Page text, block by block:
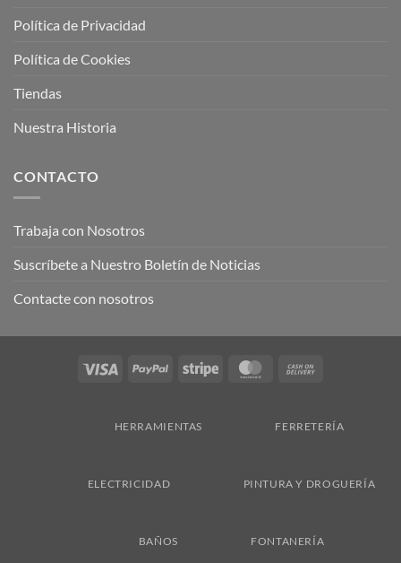
Política de Privacidad
Política de Cookies
Tiendas
Nuestra Historia
CONTACTO
Trabaja con Nosotros
Suscríbete a Nuestro Boletín de Noticias
Contacte con nosotros
Visa PayPal Stripe MasterCard
HERRAMIENTAS FERRETERÍA
ELECTRICIDAD PINTURA Y DROGUERÍA
BAÑOS FONTANERÍA